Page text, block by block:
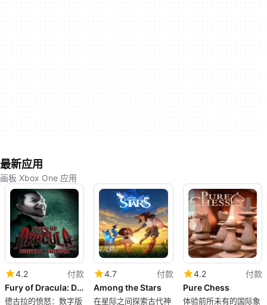
最新应用
画板 Xbox One 应用
4.2
付款
Fury of Dracula: Digital Edition
德古拉的愤怒：数字版
4.7
付款
Among the Stars
在星际之间探索古代神
4.2
付款
Pure Chess
体验前所未有的国际象